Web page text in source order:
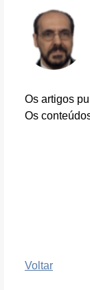
Os artigos
Os
Voltar